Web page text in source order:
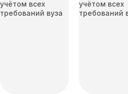
учётом всех
требований вуза
учётом всех
требований